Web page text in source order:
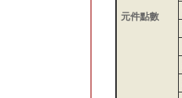
元件點數